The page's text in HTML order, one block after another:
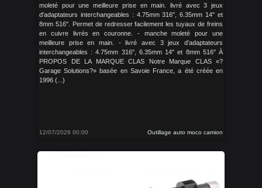
moleté pour une meilleure prise en main. livré avec 3 jeux
d'adaptateurs interchangeables : 4.75mm 316", 6.35mm 14" et
8mm 516". Permet de redresser facilement les tuyaux de freins
en cuivre livrés en couronne. - manche moleté pour une
meilleure prise en main. - livré avec 3 jeux d’adaptateurs
interchangeables : 4.75mm 316", 6.35mm 14" et 8mm 516" À
PROPOS DE LA MARQUE CLAS Notre Marque CLAS «?
Garage Solutions?» basée en Savoie France, a été créée en
1996 (...)
12/07/2026 00:00 Outillage auto moco camion